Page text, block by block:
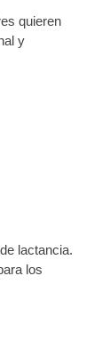
quieren
y
lactancia.
los